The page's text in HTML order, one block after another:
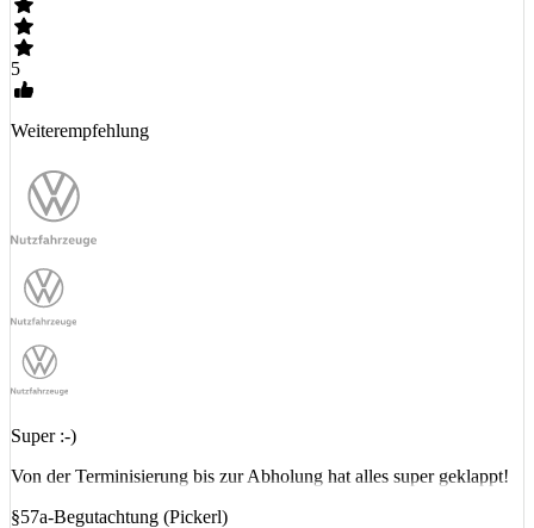
5
Weiterempfehlung
Super :-)
Von der Terminisierung bis zur Abholung hat alles super geklappt!
§57a-Begutachtung (Pickerl)